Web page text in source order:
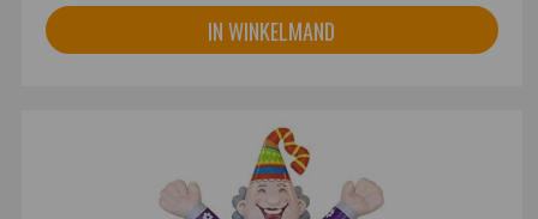
IN WINKELMAND